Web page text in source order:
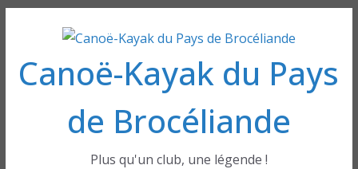
contenu
Canoë-Kayak du Pays
de Brocéliande
Plus qu'un club, une légende !